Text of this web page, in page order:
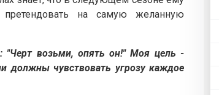
на самую желанную
"Черт возьми, опять он!" Моя цель -
должны чувствовать угрозу каждое